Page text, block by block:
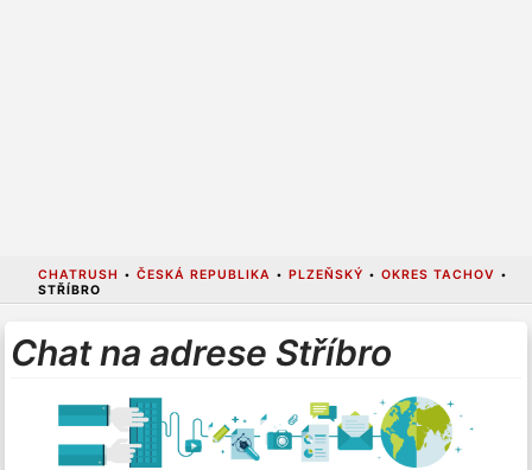
CHATRUSH • ČESKÁ REPUBLIKA • PLZEŇSKÝ • OKRES TACHOV •
STŘÍBRO
Chat na adrese Stříbro